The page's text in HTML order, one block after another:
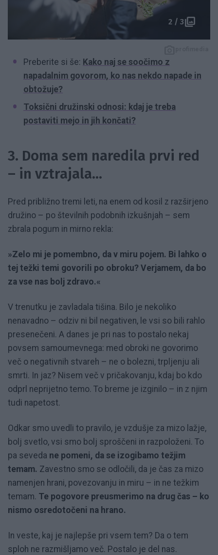
2 / 3
Preberite si še: Kako naj se soočimo z
napadalnim govorom, ko nas nekdo napade in
obtožuje?
Toksični družinski odnosi: kdaj je treba
postaviti mejo in jih končati?
3. Doma sem naredila prvi red
– in vztrajala...
Pred približno tremi leti, na enem od kosil z razširjeno
družino – po številnih podobnih izkušnjah – sem
zbrala pogum in mirno rekla:
»Zelo mi je pomembno, da v miru pojem. Bi lahko o
tej težki temi govorili po obroku? Verjamem, da bo
za vse nas bolj zdravo.«
V trenutku je zavladala tišina. Bilo je nekoliko
nenavadno – odziv ni bil negativen, le vsi so bili rahlo
presenečeni. A danes je pri nas to postalo nekaj
povsem samoumevnega: med obroki ne govorimo
več o negativnih stvareh – ne o bolezni, trpljenju ali
smrti. In jaz? Nisem več v pričakovanju, kdaj bo kdo
odprl neprijetno temo. To breme je izginilo – in z njim
tudi napetost.
Odkar smo uvedli to pravilo, je vzdušje za mizo lažje,
bolj svetlo, vsi smo bolj sproščeni in razpoloženi. To
pa seveda ne pomeni, da se izogibamo težjim
temam. Zavestno smo se odločili, da je čas za mizo
namenjen hrani, povezovanju in miru – in ne težkim
temam. Te pogovore preusmerimo na drug čas – ko
nismo osredotočeni na hrano.
In veste, kaj je najlepše pri vsem tem? Da o tem
sploh ne razmišljamo več. Postalo je del nas.